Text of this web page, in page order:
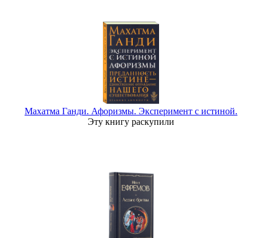
Махатма Ганди. Афоризмы. Эксперимент с истиной.
Эту книгу раскупили